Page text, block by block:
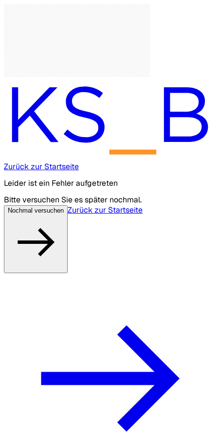
Zurück zur Startseite
Leider ist ein Fehler aufgetreten
Bitte versuchen Sie es später nochmal.
Nochmal versuchen Zurück zur Startseite